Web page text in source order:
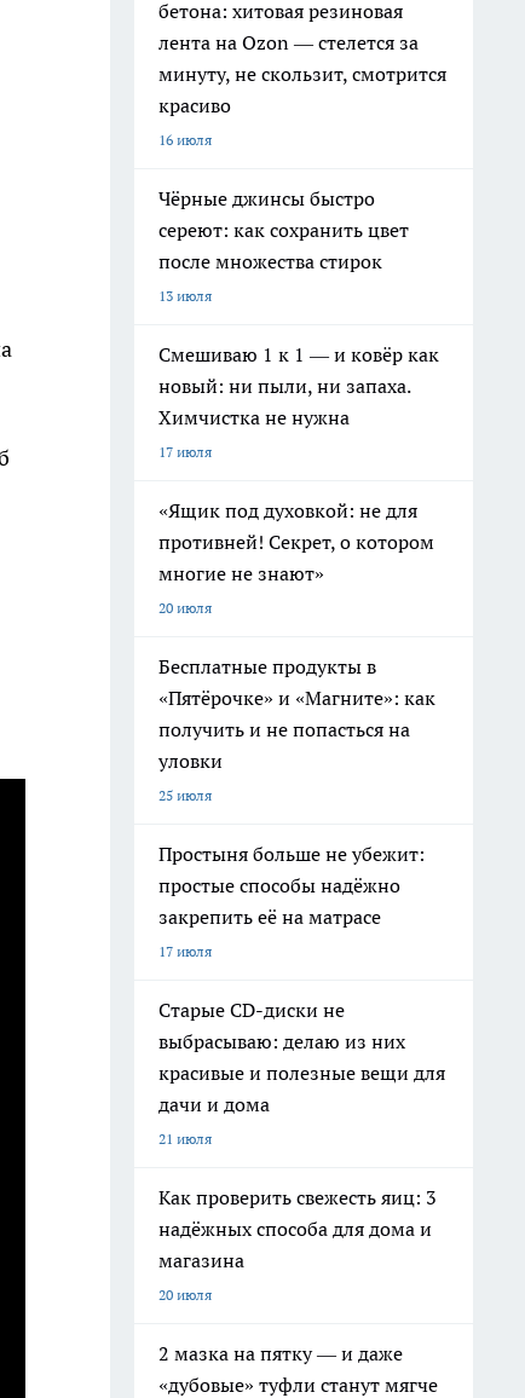
бетона: хитовая резиновая
лента на Ozon — стелется за
минуту, не скользит, смотрится
красиво
16 июля
Чёрные джинсы быстро
сереют: как сохранить цвет
после множества стирок
13 июля
Смешиваю 1 к 1 — и ковёр как
новый: ни пыли, ни запаха.
Химчистка не нужна
17 июля
«Ящик под духовкой: не для
противней! Секрет, о котором
многие не знают»
20 июля
Бесплатные продукты в
«Пятёрочке» и «Магните»: как
получить и не попасться на
уловки
25 июля
Простыня больше не убежит:
простые способы надёжно
закрепить её на матрасе
17 июля
Старые CD-диски не
выбрасываю: делаю из них
красивые и полезные вещи для
дачи и дома
21 июля
Как проверить свежесть яиц: 3
надёжных способа для дома и
магазина
20 июля
2 мазка на пятку — и даже
«дубовые» туфли станут мягче